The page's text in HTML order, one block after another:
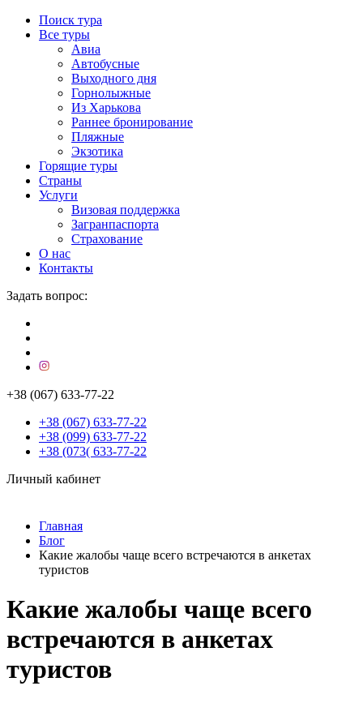
Поиск тура
Все туры
Авиа
Автобусные
Выходного дня
Горнолыжные
Из Харькова
Раннее бронирование
Пляжные
Экзотика
Горящие туры
Страны
Услуги
Визовая поддержка
Загранпаспорта
Страхование
О нас
Контакты
Задать вопрос:
+38 (067) 633-77-22
+38 (067) 633-77-22
+38 (099) 633-77-22
+38 (073( 633-77-22
Личный кабинет
Главная
Блог
Какие жалобы чаще всего встречаются в анкетах
туристов
Какие жалобы чаще всего
встречаются в анкетах
туристов